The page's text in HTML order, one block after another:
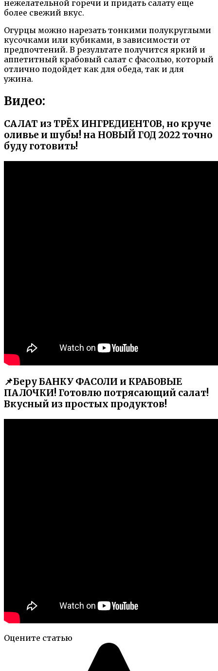
нежелательной горечи и придать салату еще
более свежий вкус.
Огурцы можно нарезать тонкими полукруглыми
кусочками или кубиками, в зависимости от
предпочтений. В результате получится яркий и
аппетитный крабовый салат с фасолью, который
отлично подойдет как для обеда, так и для
ужина.
Видео:
САЛАТ из ТРЁХ ИНГРЕДИЕНТОВ, но круче
оливье и шубы! на НОВЫЙ ГОД 2022 точно
буду готовить!
📌Беру БАНКУ ФАСОЛИ и КРАБОВЫЕ
ПАЛОЧКИ! Готовлю потрясающий салат!
Вкусный из простых продуктов!
Оцените статью